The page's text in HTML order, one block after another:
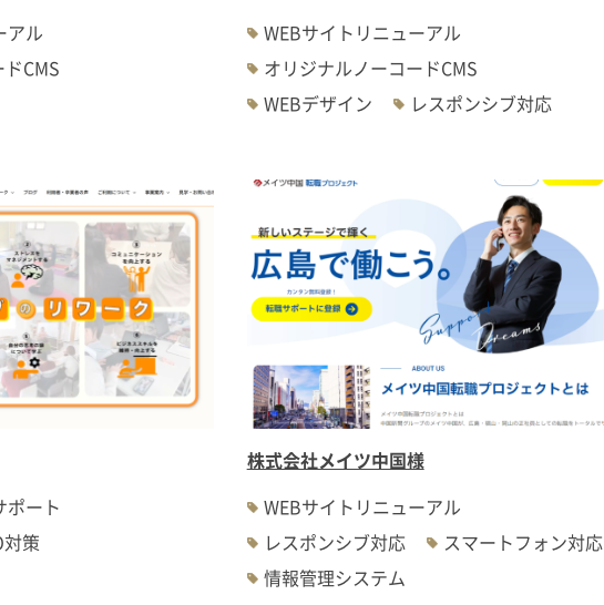
アル
CMS
WEBサイトリニューアル
オリジナルノーコードCMS
WEBデザイン
レスポンシブ対応
ポート
策
株式会社メイツ中国様
WEBサイトリニューアル
レスポンシブ対応
スマートフォン対応
情報管理システム